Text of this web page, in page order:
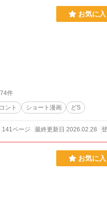
お気に
件
コント ショート漫画 どS
141ページ 最終更新日 2026.02.28
お気に